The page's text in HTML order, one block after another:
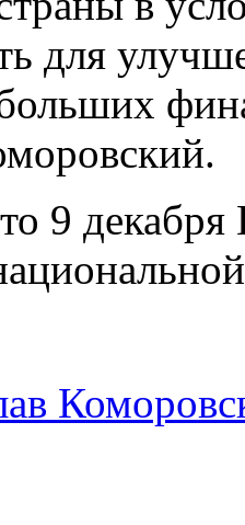
для
9